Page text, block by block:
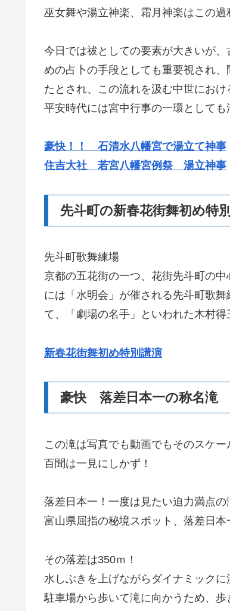
巫女舞や湯立神楽、霜月神楽はこの過
今日では祓としての要素が大きいが
めの占卜の手段としても重要視され
たとされ、この流れを汲む中世におけ
平安時代には宮中行事の一環として
豪快！！ 石清水八幡宮で湯立て神事
住吉大社 若宮八幡宮例祭 湯立神事
先斗町の新春花街舞初め特
先斗町歌舞練場
京都の五花街の一つ、花街先斗町の
には「水明会」が催される先斗町歌
て、「劇場の名手」といわれた木村
新春花街舞初め特別講演
豪快 落差日本一の称名滝
この滝は写真でも動画でもそのスケ
百聞は一見にしかず！
落差日本一！一度は見たい迫力満点の
富山県屈指の秘境スポット、落差日本
その落差は350ｍ！
水しぶきを上げながらダイナミックに
駐車場から歩いて滝に向かうため、歩